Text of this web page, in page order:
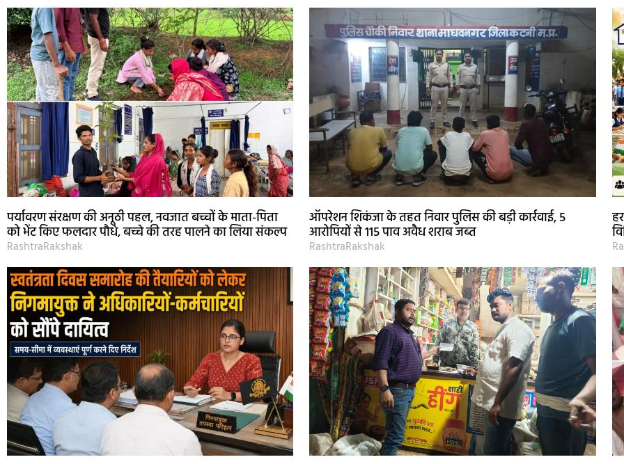
पर्यावरण संरक्षण की अनूठी पहल, नवजात बच्चों के माता-पिता
को भेंट किए फलदार पौधे, बच्चे की तरह पालने का लिया संकल्प
RashtraRakshak
ऑपरेशन शिकंजा के तहत निवार पुलिस की बड़ी कार्रवाई, 5
आरोपियों से 115 पाव अवैध शराब जब्त
RashtraRakshak